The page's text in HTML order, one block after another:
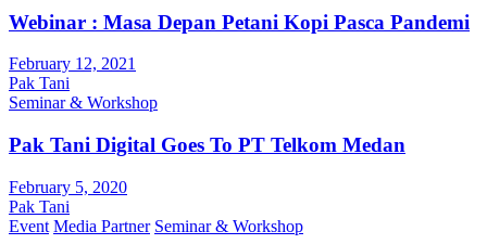
Webinar : Masa Depan Petani Kopi Pasca Pandemi
February 12, 2021
Pak Tani
Seminar & Workshop
Pak Tani Digital Goes To PT Telkom Medan
February 5, 2020
Pak Tani
Event Media Partner Seminar & Workshop